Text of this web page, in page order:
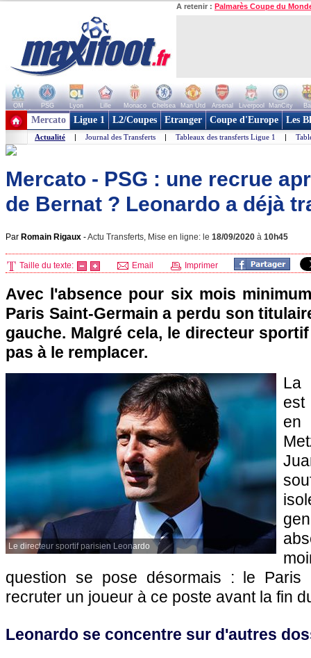
A retenir : Palmarès Coupe du
OM PSG Lyon Lille Monaco Chelsea Man Utd Arsenal Liverpool ManCity
+ de clubs
Mercato Ligue 1 L2/Coupes Etranger Coupe d'Europe Les
Actualité | Journal des Transferts | Tableaux des transferts Ligue 1 |
Mercato - PSG : une recrue
de Bernat ? Leonardo a déjà
Par Romain Rigaux -Actu Transferts, Mise en ligne: le 18/09/2020 à 10h45
Taille du texte: Email Imprimer
Avec l'absence pour six mois
Paris Saint-Germain a perdu son
gauche. Malgré cela, le directeur
pas à le remplacer.
Le directeur sportif parisien Leonardo
La
en
question se pose désormais : le Paris
recruter un joueur à ce poste avant la fin
Leonardo se concentre sur d'autres